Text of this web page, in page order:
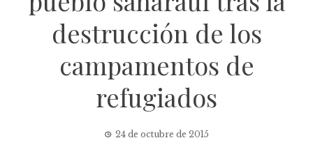
destrucción de los
campamentos de
refugiados
24 de octubre de 2015